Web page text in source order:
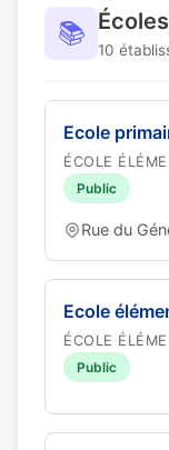
📚 Écoles
10
Ecole
ÉCOLE
Public
Rue du
Ecole
ÉCOLE
Public